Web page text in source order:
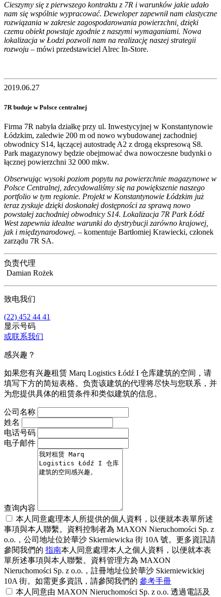
Cieszymy się z pierwszego kontraktu z 7R i warunków jakie udało
nam się wspólnie wypracować. Deweloper zapewnił nam elastyczne
rozwiązania w zakresie zagospodarowania powierzchni, dzięki
czemu obiekt powstaje zgodnie z naszymi wymaganiami. Nowa
lokalizacja w Łodzi pozwoli nam na realizację naszej strategii
rozwoju – mówi przedstawiciel Alrec In-Store.
2019.06.27
7R buduje w Polsce centralnej
Firma 7R nabyła działkę przy ul. Inwestycyjnej w Konstantynowie
Łódzkim, zaledwie 200 m od nowo wybudowanej zachodniej
obwodnicy S14, łączącej autostradę A2 z drogą ekspresową S8.
Park magazynowy będzie obejmować dwa nowoczesne budynki o
łącznej powierzchni 32 000 mkw.
Obserwując wysoki poziom popytu na powierzchnie magazynowe w
Polsce Centralnej, zdecydowaliśmy się na powiększenie naszego
portfolio w tym regionie. Projekt w Konstantynowie Łódzkim już
teraz zyskuje dzięki doskonałej dostępności za sprawą nowo
powstałej zachodniej obwodnicy S14. Lokalizacja 7R Park Łódź
West zapewnia idealne warunki do dystrybucji zarówno krajowej,
jak i międzynarodowej. – komentuje Bartłomiej Krawiecki, członek
zarządu 7R SA.
负责代理
Damian Rożek
致电我们
(22) 452 44 41
显示号码
或联系我们
感兴趣？
如果您有兴趣租赁 Marq Logistics Łódź I 仓库建筑的空间，请
填写下方的简短表格。负责该建筑的代理将尽快与您联系，并
为您提供具体的租赁条件和类似建筑的信息。
公司名称
姓名
电话号码
电子邮件
查询内容
本人同意處理本人所提供的個人資料，以便就本表單所述
事項與本人聯繫。資料控制者為 MAXON Nieruchomości Sp. z
o.o.，公司地址位於華沙 Skierniewicka 街 10A 號。更多資訊請
參閱我們的 指南本人同意處理本人之個人資料，以便就本表
單所述事項與本人聯繫。資料管理方為 MAXON
Nieruchomości Sp. z o.o.，註冊地址位於華沙 Skierniewickiej
10A 街。如需更多資訊，請參閱我們的 參考手冊
本人同意由 MAXON Nieruchomości Sp. z o.o. 透過電話及